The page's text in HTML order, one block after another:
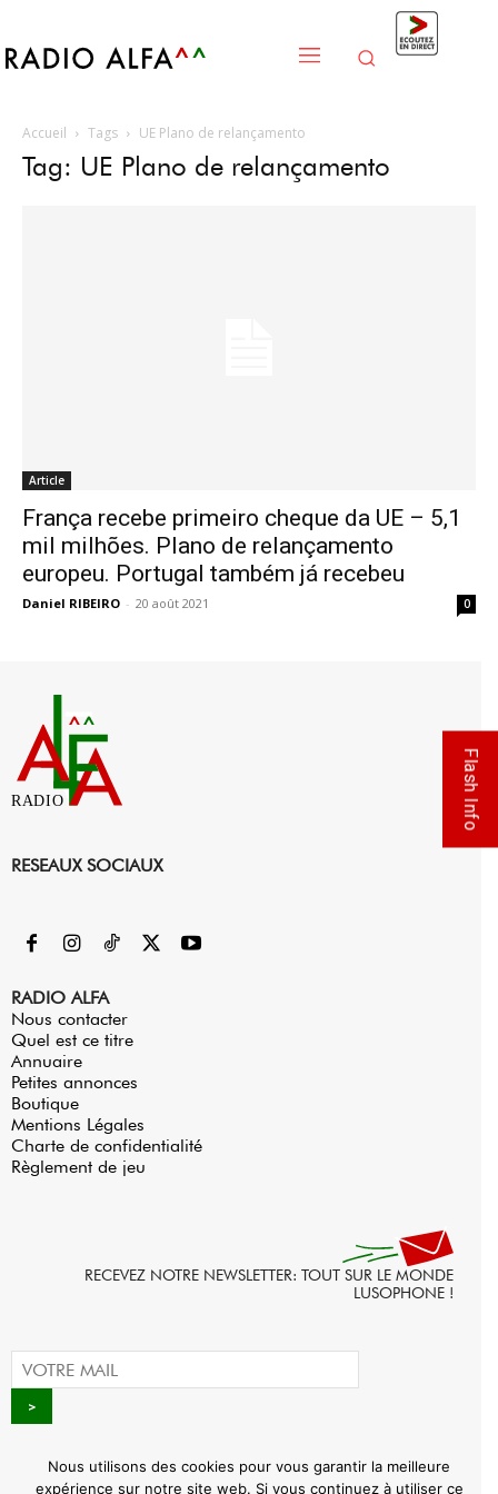
Accueil Tags UE Plano de relançamento
Tag: UE Plano de relançamento
Article
França recebe primeiro cheque da UE – 5,1
mil milhões. Plano de relançamento
europeu. Portugal também já recebeu
Daniel RIBEIRO - 20 août 2021 0
RADIO
RESEAUX SOCIAUX
RADIO ALFA
Nous contacter
Quel est ce titre
Annuaire
Petites annonces
Boutique
Mentions Légales
Charte de confidentialité
Règlement de jeu
RECEVEZ NOTRE NEWSLETTER: TOUT SUR LE MONDE
LUSOPHONE !
Flash Info
Nous utilisons des cookies pour vous garantir la meilleure
expérience sur notre site web. Si vous continuez à utiliser ce